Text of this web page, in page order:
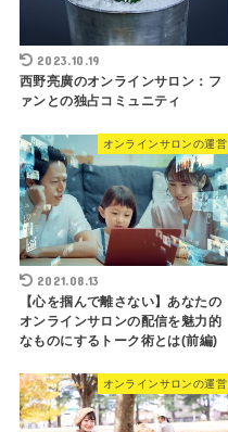
2023.10.19
西野亮廣のオンラインサロン：フ
ァンとの独占コミュニティ
オンラインサロンの運営
2021.08.13
【心を掴んで離さない】あなたの
オンラインサロンの配信を魅力的
なものにするトーク術とは(前編)
オンラインサロンの運営